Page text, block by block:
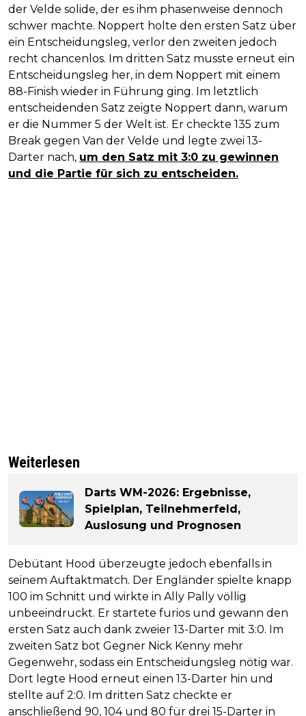
der Velde solide, der es ihm phasenweise dennoch
schwer machte. Noppert holte den ersten Satz über
ein Entscheidungsleg, verlor den zweiten jedoch
recht chancenlos. Im dritten Satz musste erneut ein
Entscheidungsleg her, in dem Noppert mit einem
88-Finish wieder in Führung ging. Im letztlich
entscheidenden Satz zeigte Noppert dann, warum
er die Nummer 5 der Welt ist. Er checkte 135 zum
Break gegen Van der Velde und legte zwei 13-
Darter nach, um den Satz mit 3:0 zu gewinnen
und die Partie für sich zu entscheiden.
Weiterlesen
Darts WM-2026: Ergebnisse,
Spielplan, Teilnehmerfeld,
Auslosung und Prognosen
Debütant Hood überzeugte jedoch ebenfalls in
seinem Auftaktmatch. Der Engländer spielte knapp
100 im Schnitt und wirkte in Ally Pally völlig
unbeeindruckt. Er startete furios und gewann den
ersten Satz auch dank zweier 13-Darter mit 3:0. Im
zweiten Satz bot Gegner Nick Kenny mehr
Gegenwehr, sodass ein Entscheidungsleg nötig war.
Dort legte Hood erneut einen 13-Darter hin und
stellte auf 2:0. Im dritten Satz checkte er
anschließend 90, 104 und 80 für drei 15-Darter in